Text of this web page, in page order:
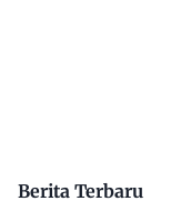
Berita Terbaru